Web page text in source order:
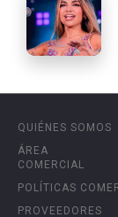
QUIÉNES SOMOS
ÁREA
COMERCIAL
POLÍTICAS
PROVEEDORES